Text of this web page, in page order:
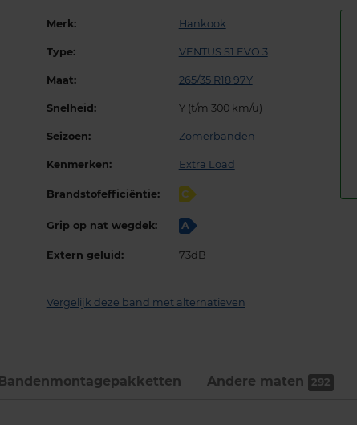
Merk: Hankook
Type: VENTUS S1 EVO 3
Maat: 265/35 R18 97Y
Snelheid: Y (t/m 300 km/u)
Seizoen: Zomerbanden
Kenmerken: Extra Load
Brandstofefficiëntie: C
Grip op nat wegdek: A
Extern geluid: 73dB
Vergelijk deze band met alternatieven
Bandenmontage­pakketten Andere maten 292